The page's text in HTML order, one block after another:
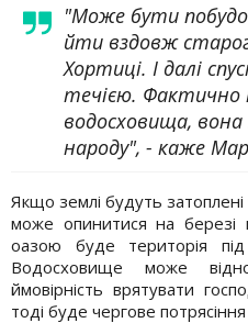
"Може бути
йти вздовж
Хортиці. І далі
течією.
водосховища,
народу", - каже
Якщо землі будуть
може опинитися на
оазою буде територія
Водосховище може
ймовірність врятувати
тоді буде чергове